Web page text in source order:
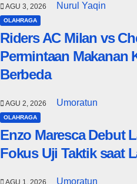
AGU 3, 2026 Nurul Yaqin
OLAHRAGA
Riders AC Milan vs
Permintaan Makanan
Berbeda
AGU 2, 2026 Umoratun
OLAHRAGA
Enzo Maresca Debut
Fokus Uji Taktik saat
Umoratun